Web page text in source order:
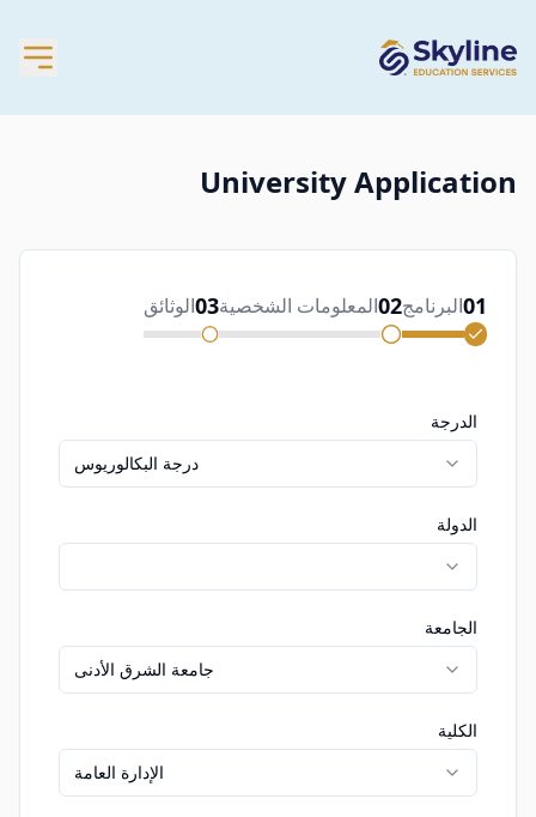
University Application
01البرنامج02المعلومات الشخصية03الوثائق
الدرجة
درجة البكالوريوس
الدولة
الجامعة
جامعة الشرق الأدنى
الكلية
الإدارة العامة